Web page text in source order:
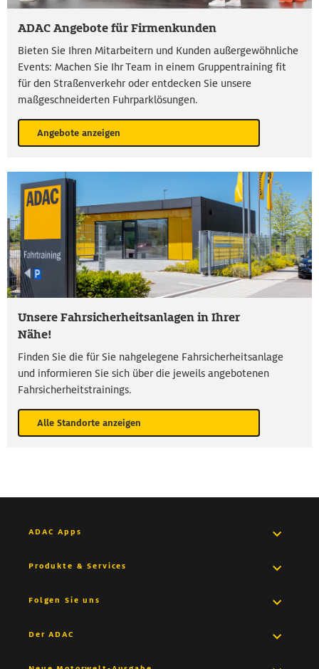
ADAC Angebote für Firmenkunden
Bieten Sie Ihren Mitarbeitern und Kunden außergewöhnliche
Events: Machen Sie Ihr Team in einem Gruppentraining fit
für den Straßenverkehr oder entdecken Sie unsere
maßgeschneiderten Fuhrparklösungen.
Angebote anzeigen
Unsere Fahrsicherheitsanlagen in Ihrer
Nähe!
Finden Sie die für Sie nahgelegene Fahrsicherheitsanlage
und informieren Sie sich über die jeweils angebotenen
Fahrsicherheitstrainings.
Alle Standorte anzeigen
ADAC Apps
Pannenhilfe App
Trips App
Produkte & Services
Versicherungen
Folgen Sie uns
Facebook
YouTube
Der ADAC
Jobs & Karriere